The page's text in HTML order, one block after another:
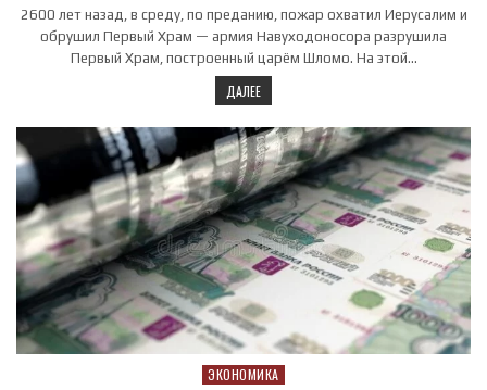
2600 лет назад, в среду, по преданию, пожар охватил Иерусалим и
обрушил Первый Храм — армия Навуходоносора разрушила
Первый Храм, построенный царём Шломо. На этой…
ДАЛЕЕ
Posted in
ЭКОНОМИКА